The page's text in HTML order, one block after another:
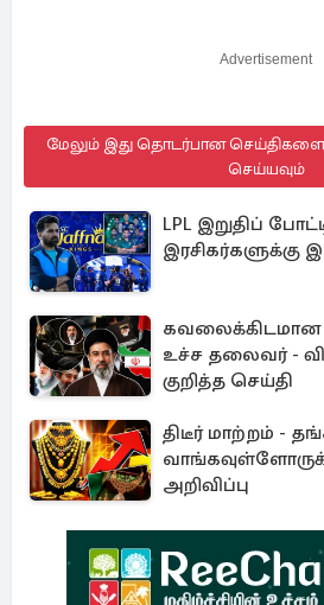
Advertisement
மேலும் இது தொடர்பான
செய்யவும்
LPL இறுதிப்
இரசிகர்களுக்கு
கவலைக்கிடமான
உச்ச தலைவர் -
குறித்த செய்தி
திடீர் மாற்றம் -
அறிவிப்பு